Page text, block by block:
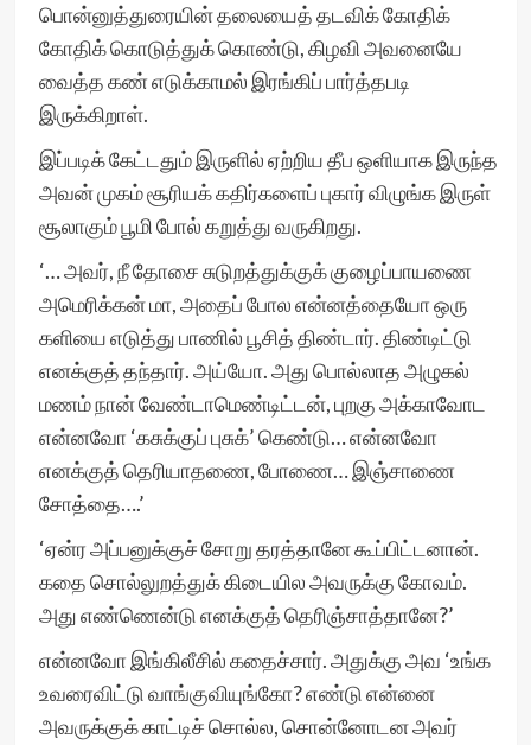
பொன்னுத்துரையின் தலையைத் தடவிக் கோதிக்
கோதிக் கொடுத்துக் கொண்டு, கிழவி அவனையே
வைத்த கண் எடுக்காமல் இரங்கிப் பார்த்தபடி
இருக்கிறாள்.
இப்படிக் கேட்டதும் இருளில் ஏற்றிய தீப ஒளியாக இருந்த
அவன் முகம் சூரியக் கதிர்களைப் புகார் விழுங்க இருள்
சூலாகும் பூமி போல் கறுத்து வருகிறது.
‘… அவர், நீ தோசை சுடுறத்துக்குக் குழைப்பாயணை
அமெரிக்கன் மா, அதைப் போல என்னத்தையோ ஒரு
களியை எடுத்து பாணில் பூசித் திண்டார். திண்டிட்டு
எனக்குத் தந்தார். அய்யோ. அது பொல்லாத அழுகல்
மணம் நான் வேண்டாமெண்டிட்டன், புறகு அக்காவோட
என்னவோ ‘கசுக்குப் புசுக்’ கெண்டு… என்னவோ
எனக்குத் தெரியாதணை, போணை… இஞ்சாணை
சோத்தை….’
‘ஏன்ர அப்பனுக்குச் சோறு தரத்தானே கூப்பிட்டனான்.
கதை சொல்லுறத்துக் கிடையில அவருக்கு கோவம்.
அது எண்ணென்டு எனக்குத் தெரிஞ்சாத்தானே?’
என்னவோ இங்கிலீசில் கதைச்சார். அதுக்கு அவ ‘உங்க
உவரைவிட்டு வாங்குவியுங்கோ? எண்டு என்னை
அவருக்குக் காட்டிச் சொல்ல, சொன்னோடன அவர்